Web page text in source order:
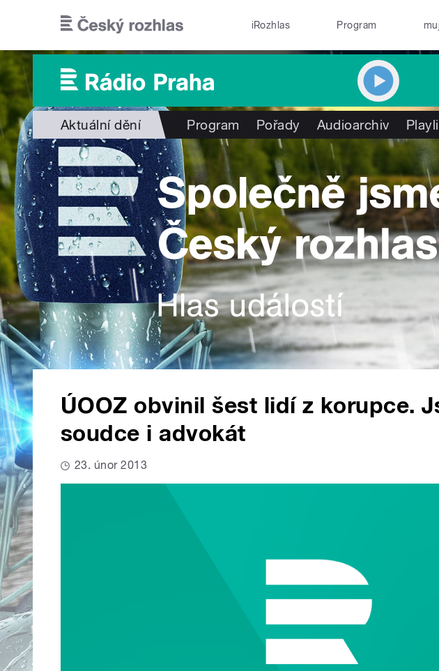
iRozhlas Program
Aktuální dění Program Pořady Audioarchiv
ÚOOZ obvinil šest lidí z korupce.
soudce i advokát
23. únor 2013